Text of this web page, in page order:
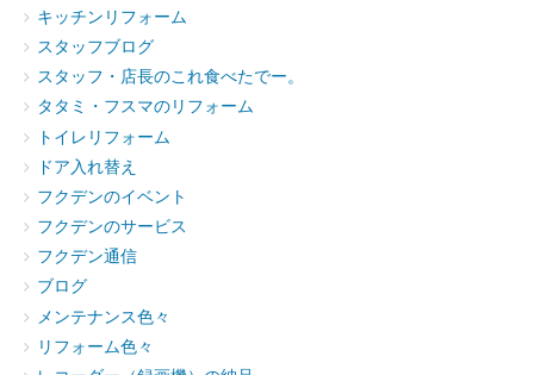
キッチンリフォーム
スタッフブログ
スタッフ・店長のこれ食べたでー。
タタミ・フスマのリフォーム
トイレリフォーム
ドア入れ替え
フクデンのイベント
フクデンのサービス
フクデン通信
ブログ
メンテナンス色々
リフォーム色々